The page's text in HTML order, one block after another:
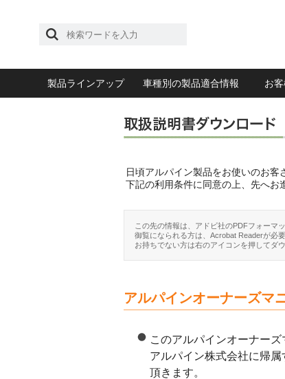
製品ラインアップ 車種別の製品適合情報 お
日頃アルパイン製品をお使いのお客
下記の利用条件に同意の上、先へお
この先の情報は、アドビ社のPDFフォーマ
御覧になられる方は、Acrobat Readerが必要
お持ちでない方は右のアイコンを押してダ
アルパインオーナーズマ
このアルパインオーナー
アルパイン株式会社に帰
頂きます。